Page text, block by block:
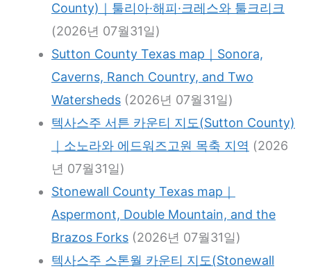
County)｜툴리아·해피·크레스와 툴크리크
(2026년 07월31일)
Sutton County Texas map｜Sonora,
Caverns, Ranch Country, and Two
Watersheds (2026년 07월31일)
텍사스주 서튼 카운티 지도(Sutton County)
｜소노라와 에드워즈고원 목축 지역 (2026
년 07월31일)
Stonewall County Texas map｜
Aspermont, Double Mountain, and the
Brazos Forks (2026년 07월31일)
텍사스주 스톤월 카운티 지도(Stonewall